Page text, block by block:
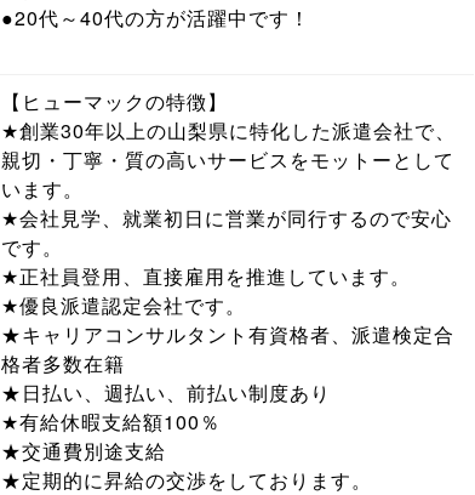
●20代～40代の方が活躍中です！
【ヒューマックの特徴】
★創業30年以上の山梨県に特化した派遣会社で、
親切・丁寧・質の高いサービスをモットーとして
います。
★会社見学、就業初日に営業が同行するので安心
です。
★正社員登用、直接雇用を推進しています。
★優良派遣認定会社です。
★キャリアコンサルタント有資格者、派遣検定合
格者多数在籍
★日払い、週払い、前払い制度あり
★有給休暇支給額100％
★交通費別途支給
★定期的に昇給の交渉をしております。